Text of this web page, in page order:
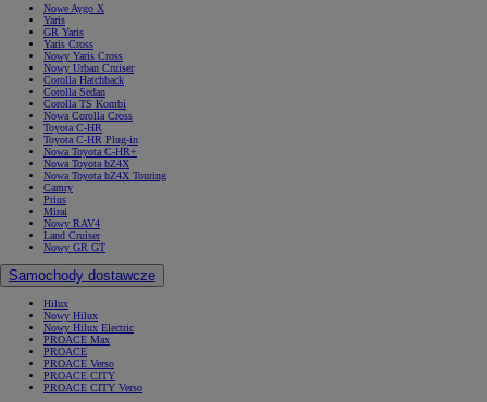
Nowe Aygo X
Yaris
GR Yaris
Yaris Cross
Nowy Yaris Cross
Nowy Urban Cruiser
Corolla Hatchback
Corolla Sedan
Corolla TS Kombi
Nowa Corolla Cross
Toyota C-HR
Toyota C-HR Plug-in
Nowa Toyota C-HR+
Nowa Toyota bZ4X
Nowa Toyota bZ4X Touring
Camry
Prius
Mirai
Nowy RAV4
Land Cruiser
Nowy GR GT
Samochody dostawcze
Hilux
Nowy Hilux
Nowy Hilux Electric
PROACE Max
PROACE
PROACE Verso
PROACE CITY
PROACE CITY Verso